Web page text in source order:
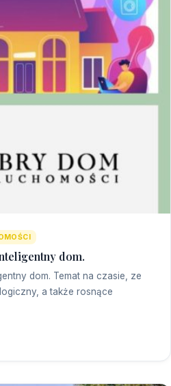
dom.
dom. Temat na czasie, ze
a także rosnące